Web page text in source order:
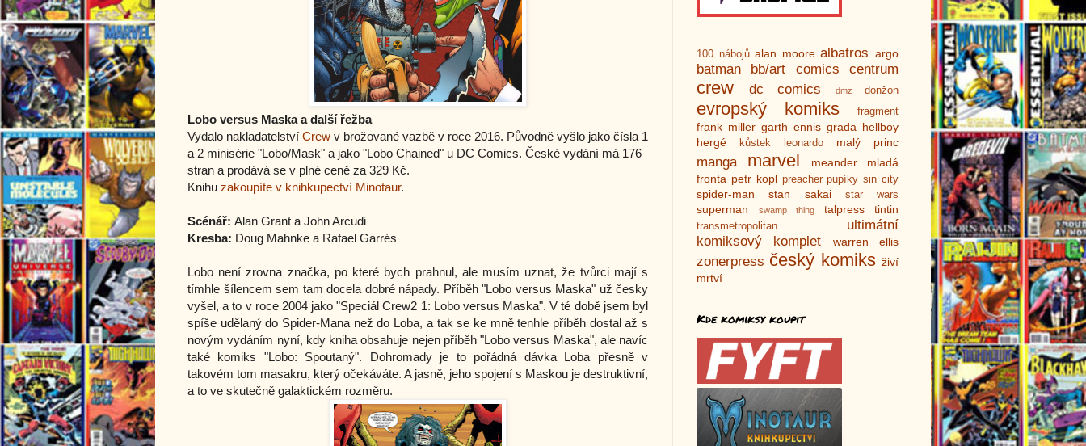
Lobo versus Maska a další řežba
Vydalo nakladatelství Crew v brožované vazbě v roce 2016. Původně vyšlo jako čísla 1
a 2 minisérie "Lobo/Mask" a jako "Lobo Chained" u DC Comics. České vydání má 176
stran a prodává se v plné ceně za 329 Kč.
Knihu zakoupíte v knihkupectví Minotaur.
Scénář: Alan Grant a John Arcudi
Kresba: Doug Mahnke a Rafael Garrés
Lobo není zrovna značka, po které bych prahnul, ale musím uznat, že tvůrci mají s
tímhle šílencem sem tam docela dobré nápady. Příběh "Lobo versus Maska" už česky
vyšel, a to v roce 2004 jako "Speciál Crew2 1: Lobo versus Maska". V té době jsem byl
spíše udělaný do Spider-Mana než do Loba, a tak se ke mně tenhle příběh dostal až s
novým vydáním nyní, kdy kniha obsahuje nejen příběh "Lobo versus Maska", ale navíc
také komiks "Lobo: Spoutaný". Dohromady je to pořádná dávka Loba přesně v
takovém tom masakru, který očekáváte. A jasně, jeho spojení s Maskou je destruktivní,
a to ve skutečně galaktickém rozměru.
100 nábojů alan moore albatros argo
batman bb/art comics centrum
crew dc comics dmz donžon
evropský komiks fragment
frank miller garth ennis grada hellboy
hergé
kůstek leonardo malý princ
manga marvel meander
mladá
fronta petr kopl preacher pupíky sin city
spider-man stan sakai star wars
superman swamp thing talpress tintin
transmetropolitan
ultimátní
komiksový komplet
warren ellis
zonerpress český komiks živí
mrtví
Kde komiksy koupit